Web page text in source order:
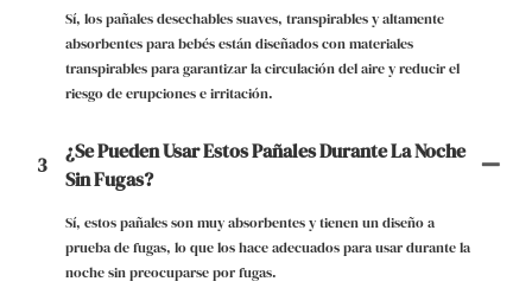
Sí, los pañales desechables suaves, transpirables y altamente
absorbentes para bebés están diseñados con materiales
transpirables para garantizar la circulación del aire y reducir el
riesgo de erupciones e irritación.
3
¿Se Pueden Usar Estos Pañales Durante La Noche
Sin Fugas?
Sí, estos pañales son muy absorbentes y tienen un diseño a
prueba de fugas, lo que los hace adecuados para usar durante la
noche sin preocuparse por fugas.